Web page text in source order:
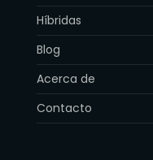
Híbridas
Blog
Acerca de
Contacto